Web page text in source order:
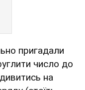
пригадали
число до
на